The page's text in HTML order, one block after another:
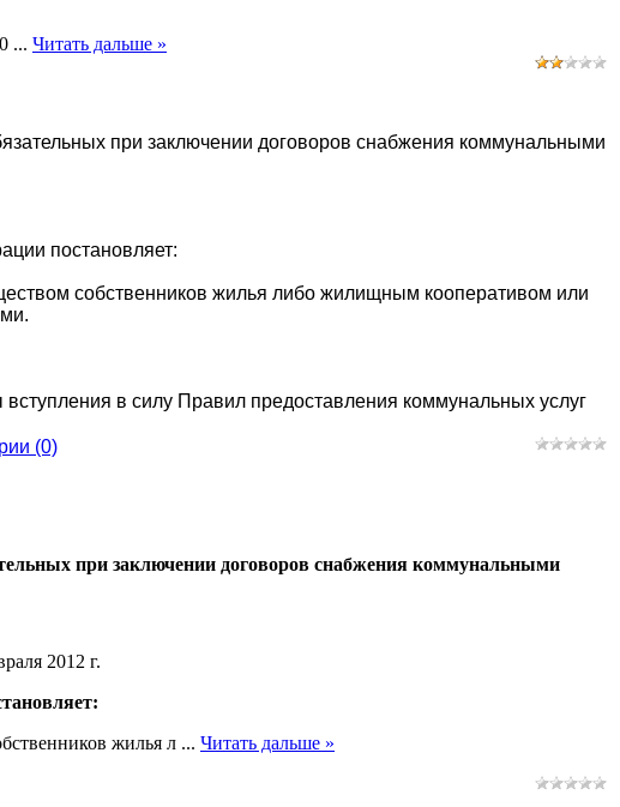
... Читать дальше »
при заключении договоров снабжения коммунальными
постановляет:
собственников жилья либо жилищным кооперативом или
в силу Правил предоставления коммунальных услуг
(0)
при заключении договоров снабжения коммунальными
2012 г.
жилья л ... Читать дальше »